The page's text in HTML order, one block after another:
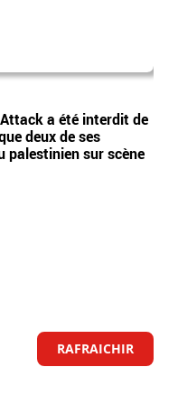
a été interdit de
deux de ses
palestinien sur scène
RAFRAICHIR